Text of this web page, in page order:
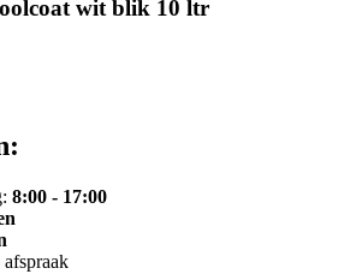
wit blik 10 ltr
8:00 - 17:00